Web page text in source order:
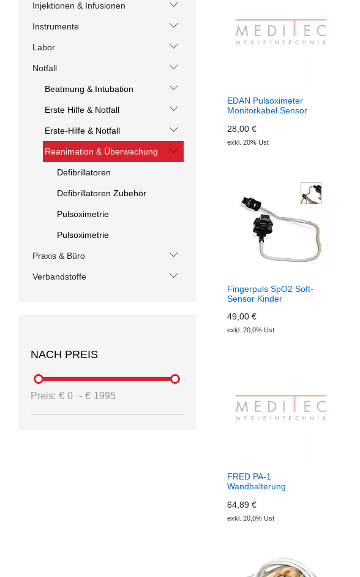
Injektionen & Infusionen
Instrumente
Labor
Notfall
Beatmung & Intubation
Erste Hilfe & Notfall
Erste-Hilfe & Notfall
Reanimation & Überwachung
Defibrillatoren
Defibrillatoren Zubehör
Pulsoximetrie
Pulsoximetrie
Praxis & Büro
Verbandstoffe
NACH PREIS
Preis: € 0 - € 1995
EDAN Pulsoximeter
Monitorkabel Sensor
28,00 €
exkl. 20% Ust
Fingerpuls SpO2 Soft-
Sensor Kinder
49,00 €
exkl. 20,0% Ust
FRED PA-1
Wandhalterung
64,89 €
exkl. 20,0% Ust